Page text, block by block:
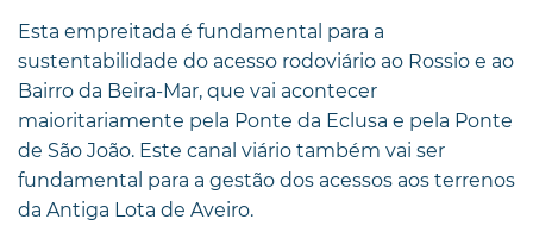
Esta empreitada é fundamental para a
sustentabilidade do acesso rodoviário ao Rossio e ao
Bairro da Beira-Mar, que vai acontecer
maioritariamente pela Ponte da Eclusa e pela Ponte
de São João. Este canal viário também vai ser
fundamental para a gestão dos acessos aos terrenos
da Antiga Lota de Aveiro.